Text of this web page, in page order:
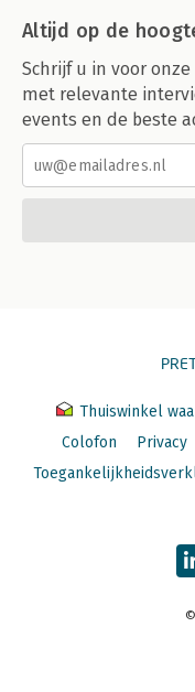
Altijd op de
Schrijf u in voor
met relevante
events en de beste
Thuiswinkel
Colofon
Privacy